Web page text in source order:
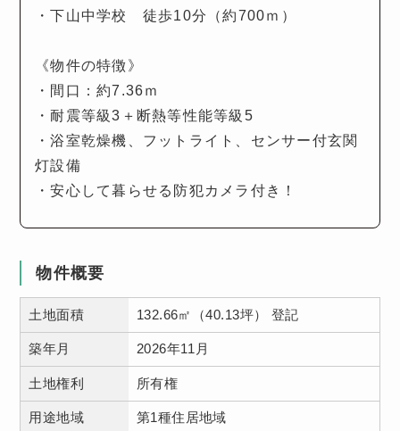
・下山中学校 徒歩10分（約700ｍ）
《物件の特徴》
・間口：約7.36ｍ
・耐震等級3＋断熱等性能等級5
・浴室乾燥機、フットライト、センサー付玄関
灯設備
・安心して暮らせる防犯カメラ付き！
物件概要
土地面積 132.66㎡（40.13坪） 登記
築年月 2026年11月
土地権利 所有権
用途地域 第1種住居地域